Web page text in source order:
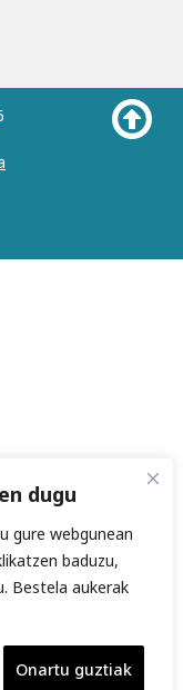
dugu
gure webgunean
baduzu,
Bestela aukerak
Onartu guztiak